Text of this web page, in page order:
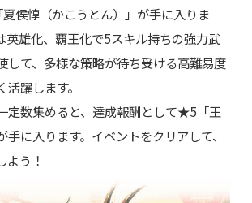
侯惇（かこうとん）」が手に入りま
英雄化、覇王化で5スキル持ちの強力武
して、多様な策略が待ち受ける高難易度
躍します。
定数集めると、達成報酬として★5「王
に入ります。イベントをクリアして、
よう！